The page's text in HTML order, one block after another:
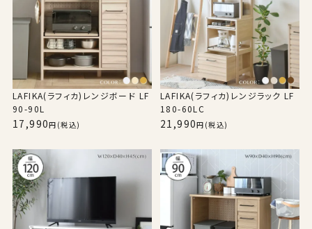
LAFIKA(ラフィカ)レンジボード LF
90-90L
17,990 (税込)
LAFIKA(ラフィカ)レンジラック LF
180-60LC
21,990 (税込)